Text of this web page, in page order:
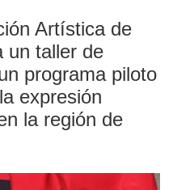
Artística de
un taller de
programa piloto
expresión
la región de